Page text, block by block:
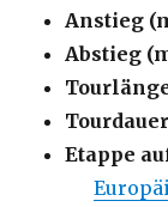
Anstieg
Abstieg
Etappe